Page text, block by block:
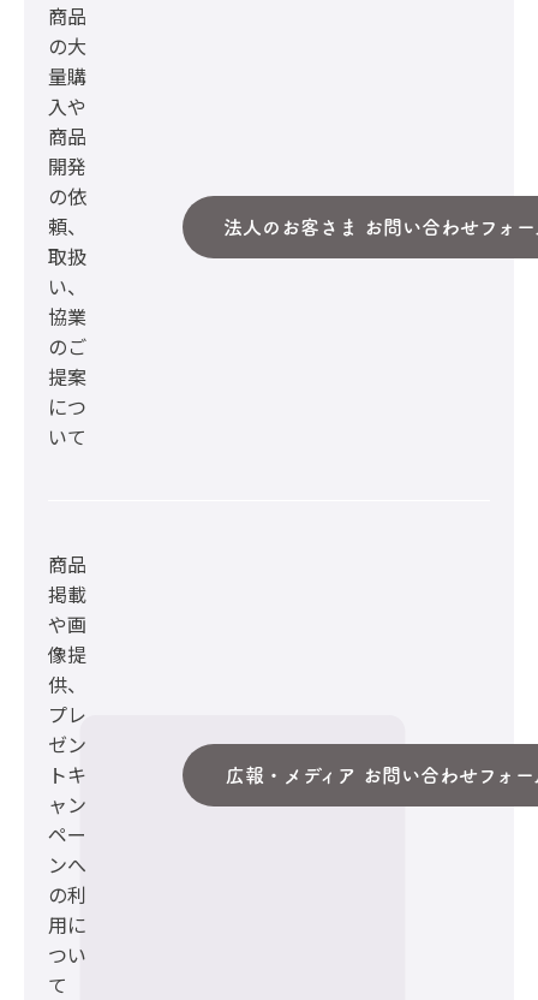
商品
の大
量購
入や
商品
開発
の依
頼、
取扱
い、
協業
のご
提案
につ
いて
法人のお客さま お問い合わせフォー
商品
掲載
や画
像提
供、
プレ
ゼン
トキ
ャン
ペー
ンへ
の利
用に
つい
て
広報・メディア お問い合わせフォー